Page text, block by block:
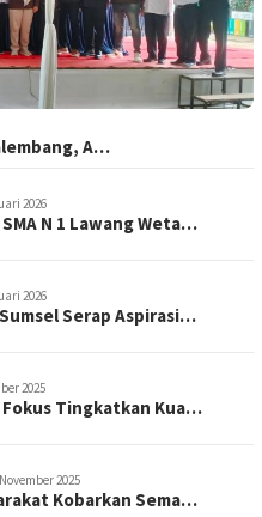
A…
2026
N 1 Lawang Weta…
2026
Serap Aspirasi…
2025
Fokus Tingkatkan Kua…
2025
Kobarkan Sema…